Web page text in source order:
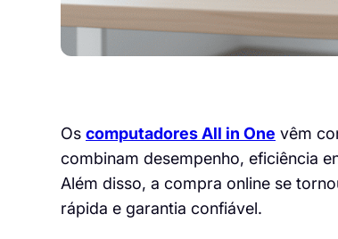
Os computadores All in One vêm
combinam desempenho, eficiência
Além disso, a compra online se
rápida e garantia confiável.